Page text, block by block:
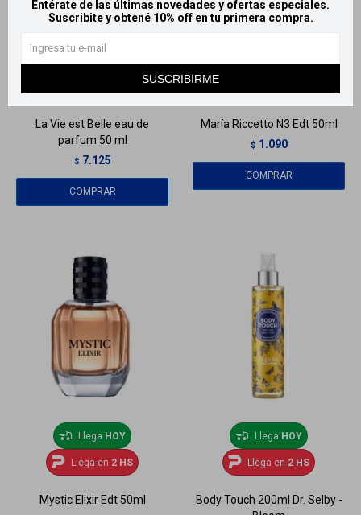
Entérate de las últimas novedades y ofertas especiales.
Suscribite y obtené 10% off en tu primera compra.
SUSCRIBIRME
La Vie est Belle eau de
parfum 50 ml
$ 7.125
María Riccetto N3 Edt 50ml
$ 1.090
Llega HOY
Llega en 2 HS
Mystic Elixir Edt 50ml
Llega HOY
Llega en 2 HS
Body Touch 200ml Dr. Selby -